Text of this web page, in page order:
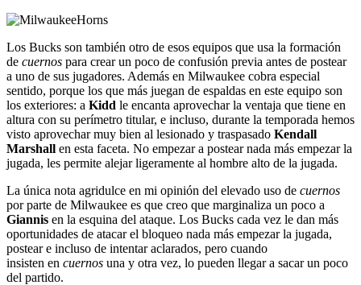
Los Bucks son también otro de esos equipos que usa la formación
de cuernos para crear un poco de confusión previa antes de postear
a uno de sus jugadores. Además en Milwaukee cobra especial
sentido, porque los que más juegan de espaldas en este equipo son
los exteriores: a Kidd le encanta aprovechar la ventaja que tiene en
altura con su perímetro titular, e incluso, durante la temporada hemos
visto aprovechar muy bien al lesionado y traspasado Kendall
Marshall en esta faceta. No empezar a postear nada más empezar la
jugada, les permite alejar ligeramente al hombre alto de la jugada.
La única nota agridulce en mi opinión del elevado uso de cuernos
por parte de Milwaukee es que creo que marginaliza un poco a
Giannis en la esquina del ataque. Los Bucks cada vez le dan más
oportunidades de atacar el bloqueo nada más empezar la jugada,
postear e incluso de intentar aclarados, pero cuando
insisten en cuernos una y otra vez, lo pueden llegar a sacar un poco
del partido.